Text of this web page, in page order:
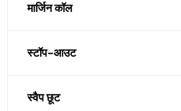
मार्जिन कॉल
स्टॉप-आउट
स्वैप छूट